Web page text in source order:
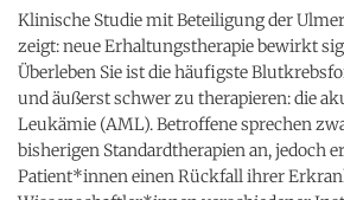
Klinische Studie mit Beteiligung der
zeigt: neue Erhaltungstherapie bewirkt
Überleben Sie ist die häufigste
und äußerst schwer zu therapieren: die
Leukämie (AML). Betroffene sprechen
bisherigen Standardtherapien an, jedoch
Patient*innen einen Rückfall ihrer